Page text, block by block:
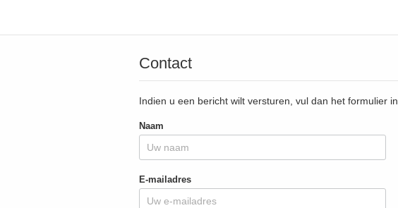
Contact
Indien u een bericht wilt versturen, vul dan het formulier in.
Naam
E-mailadres